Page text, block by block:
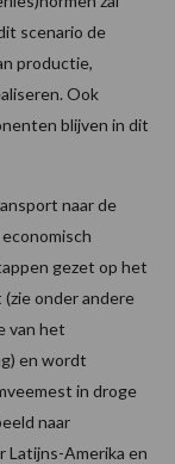
scenario de
productie,
Ook
blijven in dit
naar de
gezet op het
onder andere
van het
en wordt
in droge
naar
Latijns-Amerika en